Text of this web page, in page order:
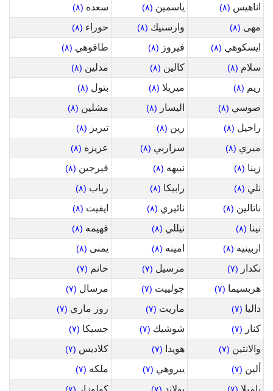
اناهيس (٨) ياسمين (٨) سعده (٨)
مهى (٨) وارسنيك (٨) حوراء (٨)
ايسكوهي (٨) فيروز (٨) طاقوهي (٨)
سلام (٨) كالين (٨) مدلين (٨)
ريم (٨) ميريلا (٨) بتول (٨)
صوسي (٨) اليسار (٨) مشلين (٨)
راحيل (٨) رين (٨) تيريز (٨)
ميري (٨) سراربي (٨) عزيزه (٨)
زينا (٨) نبيهه (٨) فيرجين (٨)
نلي (٨) رابيكا (٨) رباب (٨)
ناتالين (٨) نائيري (٨) ايفيت (٨)
نينا (٨) نيللي (٨) فهيمه (٨)
اربينيه (٨) امينه (٨) يمنى (٨)
نكدار (٧) مرسيل (٧) خانم (٧)
هربسيما (٧) جولييت (٧) مرسال (٧)
داليا (٧) ماريت (٧) روز ماري (٧)
كنار (٧) شوشيك (٧) جسيكا (٧)
والانتين (٧) هويدا (٧) كلاديس (٧)
ألين (٧) يبروهي (٧) ملكه (٧)
باميلا يولاند كولوزار